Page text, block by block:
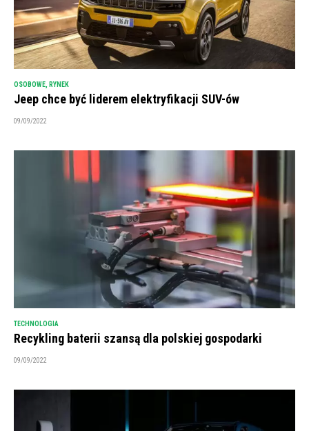
OSOBOWE RYNEK
Jeep chce być liderem elektryfikacji SUV-ów
09/09/2022
TECHNOLOGIA
Recykling baterii szansą dla polskiej gospodarki
09/09/2022